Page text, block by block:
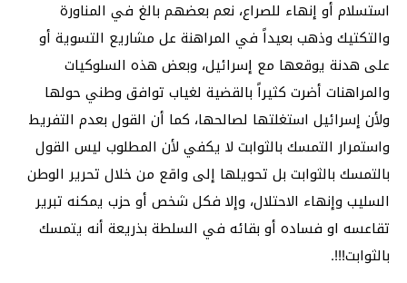
استسلام أو إنهاء للصراع، نعم بعضهم بالغ في المناورة
والتكتيك وذهب بعيداً في المراهنة عل مشاريع التسوية أو
على هدنة يوقعها مع إسرائيل، وبعض هذه السلوكيات
والمراهنات أضرت كثيراً بالقضية لغياب توافق وطني حولها
ولأن إسرائيل استغلتها لصالحها، كما أن القول بعدم التفريط
واستمرار التمسك بالثوابت لا يكفي لأن المطلوب ليس القول
بالتمسك بالثوابت بل تحويلها إلى واقع من خلال تحرير الوطن
السليب وإنهاء الاحتلال، وإلا فكل شخص أو حزب يمكنه تبرير
تقاعسه او فساده أو بقائه في السلطة بذريعة أنه يتمسك
بالثوابت!!!.